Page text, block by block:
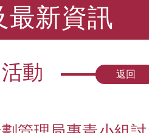
最新資訊
活動 返回